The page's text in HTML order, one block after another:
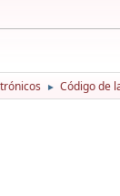
► Código de